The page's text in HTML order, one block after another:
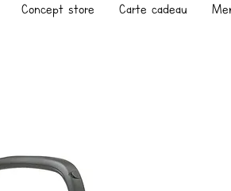
Concept store Carte cadeau